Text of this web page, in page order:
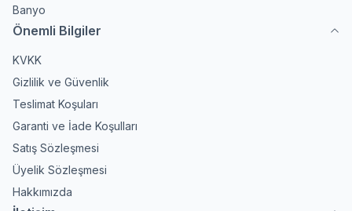
Banyo
Önemli Bilgiler
KVKK
Gizlilik ve Güvenlik
Teslimat Koşuları
Garanti ve İade Koşulları
Satış Sözleşmesi
Üyelik Sözleşmesi
Hakkımızda